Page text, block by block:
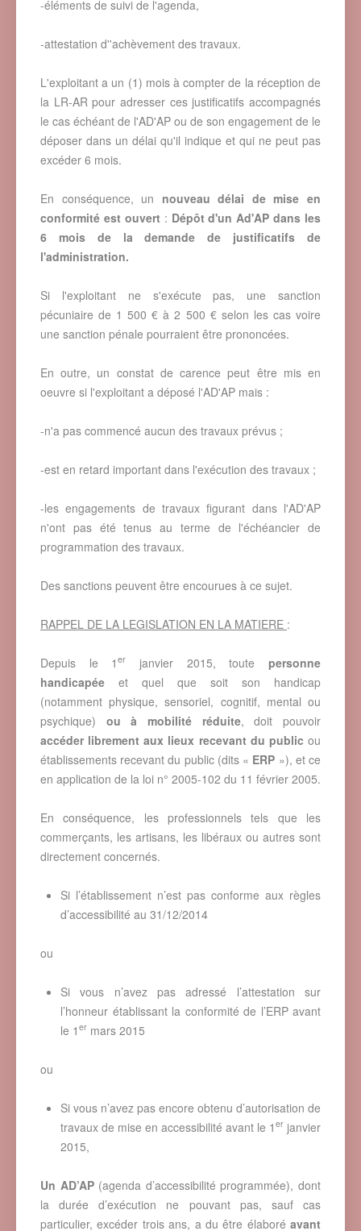
-éléments de suivi de l'agenda,
-attestation d''achèvement des travaux.
L'exploitant a un (1) mois à compter de la réception de
la LR-AR pour adresser ces justificatifs accompagnés
le cas échéant de l'AD'AP ou de son engagement de le
déposer dans un délai qu'il indique et qui ne peut pas
excéder 6 mois.
En conséquence, un nouveau délai de mise en
conformité est ouvert: Dépôt d'un Ad'AP dans les
6 mois de la demande de justificatifs de
l'administration.
Si l'exploitant ne s'exécute pas, une sanction
pécuniaire de 1 500 € à 2 500 € selon les cas voire
une sanction pénale pourraient être prononcées.
En outre, un constat de carence peut être mis en
oeuvre si l'exploitant a déposé l'AD'AP mais :
-n'a pas commencé aucun des travaux prévus ;
-est en retard important dans l'exécution des travaux ;
-les engagements de travaux figurant dans l'AD'AP
n'ont pas été tenus au terme de l'échéancier de
programmation des travaux.
Des sanctions peuvent être encourues à ce sujet.
RAPPEL DE LA LEGISLATION EN LA MATIERE :
Depuis le 1er janvier 2015, toutepersonne
handicapée et quel que soit son handicap
(notamment physique, sensoriel, cognitif, mental ou
psychique) ou à mobilité réduite, doit pouvoir
accéder librement aux lieux recevant du public ou
établissements recevant du public (dits « ERP »), et ce
en application de la loi n° 2005-102 du 11 février 2005.
En conséquence, les professionnels tels que les
commerçants, les artisans, les libéraux ou autres sont
directement concernés.
Si l’établissement n’est pas conforme aux règles
d’accessibilité au 31/12/2014
ou
Si vous n’avez pas adressé l’attestation sur
l’honneur établissant la conformité de l’ERP avant
le 1 er mars 2015
ou
Si vous n’avez pas encore obtenu d’autorisation de
travaux de mise en accessibilité avant le 1 er janvier
2015,
Un AD’AP (agenda d’accessibilité programmée), dont
la durée d’exécution ne pouvant pas, sauf cas
particulier, excéder trois ans, a du être élaboré avant